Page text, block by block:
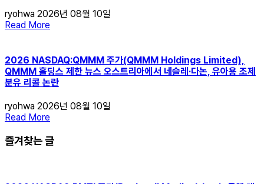
ryohwa 2026년 08월 10일
Read More
2026 NASDAQ:QMMM 주가(QMMM Holdings Limited),
QMMM 홀딩스 제한 뉴스 오스트리아에서 네슬레·다논, 유아용 조제
분유 리콜 논란
ryohwa 2026년 08월 10일
Read More
즐겨찾는 글